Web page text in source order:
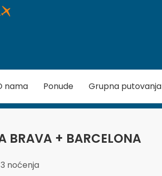
nama Ponude Grupna putovanja
BRAVA + BARCELONA
noćenja